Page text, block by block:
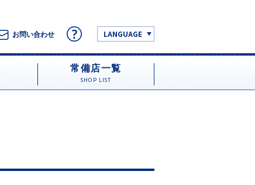
お問い合わせ LANGUAGE
常備店一覧
SHOP LIST